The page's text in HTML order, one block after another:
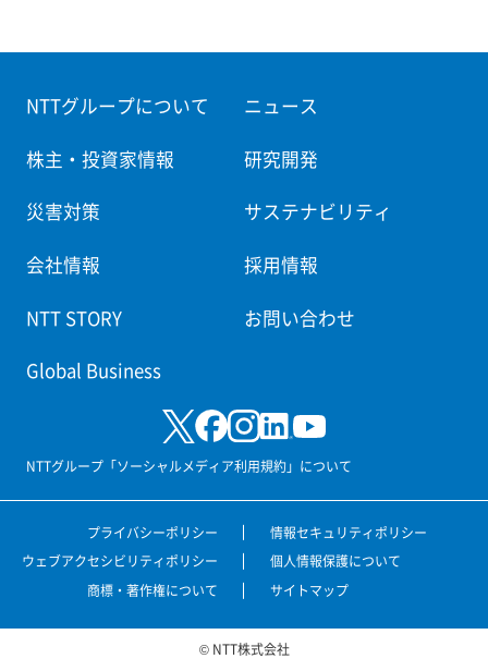
NTTグループについて ニュース
株主・投資家情報 研究開発
災害対策 サステナビリティ
会社情報 採用情報
NTT STORY お問い合わせ
Global Business
NTTグループ「ソーシャルメディア利用規約」について
プライバシーポリシー
情報セキュリティポリシー
ウェブアクセシビリティポリシー
個人情報保護について
商標・著作権について
サイトマップ
© NTT株式会社